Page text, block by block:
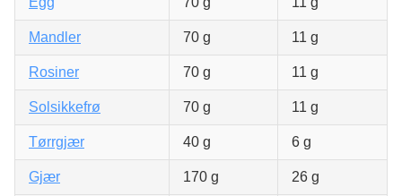
Mandler 70 g 11 g
Rosiner 70 g 11 g
Solsikkefrø 70 g 11 g
Tørrgjær 40 g 6 g
Gjær 170 g 26 g